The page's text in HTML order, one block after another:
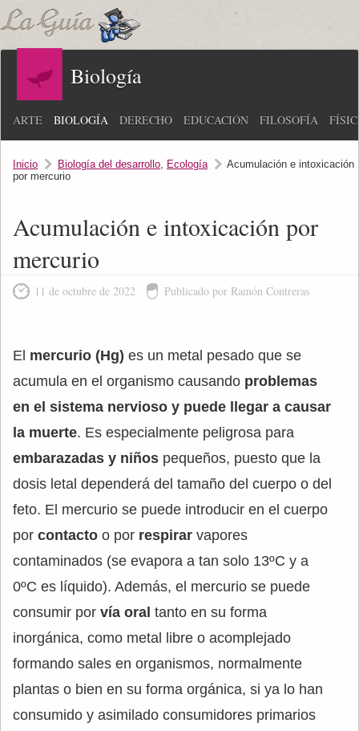
Biología
ARTE BIOLOGÍA DERECHO EDUCACIÓN FILOSOFÍA
Inicio Biología del desarrollo, Ecología
Acumulación e intoxicación
por mercurio
Acumulación e intoxicación por
mercurio
11 de octubre de 2022 Publicado por Ramón Contreras
El mercurio (Hg) es un metal pesado que se
acumula en el organismo causando problemas
en el sistema nervioso y puede llegar a causar
la muerte. Es especialmente peligrosa para
embarazadas y niños pequeños, puesto que la
dosis letal dependerá del tamaño del cuerpo o del
feto. El mercurio se puede introducir en el cuerpo
por contacto o por respirar vapores
contaminados (se evapora a tan solo 13ºC y a
0ºC es líquido). Además, el mercurio se puede
consumir por vía oral tanto en su forma
inorgánica, como metal libre o acomplejado
formando sales en organismos, normalmente
plantas o bien en su forma orgánica, si ya lo han
consumido y asimilado consumidores primarios